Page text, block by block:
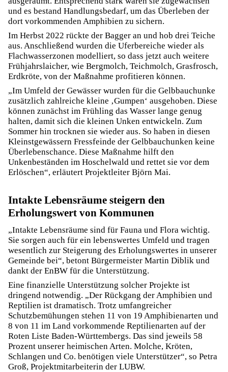
und es bestand Handlungsbedarf, um das Überleben der
dort vorkommenden Amphibien zu sichern.
Im Herbst 2022 rückte der Bagger an und hob drei Teiche
aus. Anschließend wurden die Uferbereiche wieder als
Flachwasserzonen modelliert, so dass jetzt auch weitere
Frühjahrslaicher, wie Bergmolch, Teichmolch, Grasfrosch,
Erdkröte, von der Maßnahme profitieren können.
„Im Umfeld der Gewässer wurden für die Gelbbauchunke
zusätzlich zahlreiche kleine ‚Gumpen‘ ausgehoben. Diese
können zunächst im Frühling das Wasser lange genug
halten, damit sich die kleinen Unken entwickeln. Zum
Sommer hin trocknen sie wieder aus. So haben in diesen
Kleinstgewässern Fressfeinde der Gelbbauchunken keine
Überlebenschance. Diese Maßnahme hilft den
Unkenbeständen im Hoschelwald und rettet sie vor dem
Erlöschen“, erläutert Projektleiter Björn Mai.
Intakte Lebensräume steigern den
Erholungswert von Kommunen
„Intakte Lebensräume sind für Fauna und Flora wichtig.
Sie sorgen auch für ein lebenswertes Umfeld und tragen
wesentlich zur Steigerung des Erholungswertes in unserer
Gemeinde bei“, betont Bürgermeister Martin Diblik und
dankt der EnBW für die Unterstützung.
Eine finanzielle Unterstützung solcher Projekte ist
dringend notwendig. „Der Rückgang der Amphibien und
Reptilien ist dramatisch. Trotz umfangreicher
Schutzbemühungen stehen 11 von 19 Amphibienarten und
8 von 11 im Land vorkommende Reptilienarten auf der
Roten Liste Baden-Württembergs. Das sind jeweils 58
Prozent unserer heimischen Arten. Molche, Kröten,
Schlangen und Co. benötigen viele Unterstützer“, so Petra
Groß, Projektmitarbeiterin der LUBW.